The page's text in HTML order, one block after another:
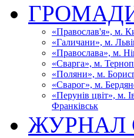
«Православ'я», м.
«Галичани», м.
«Православа», м.
«Сварга», м.
«Поляни», м.
«Сварог», м.
«Перунів цвіт», м.
Франківськ
ЖУРНАЛ